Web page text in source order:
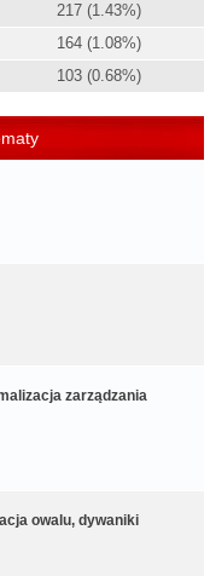
217 (1.43%)
164 (1.08%)
103 (0.68%)
zarządzania
owalu, dywaniki